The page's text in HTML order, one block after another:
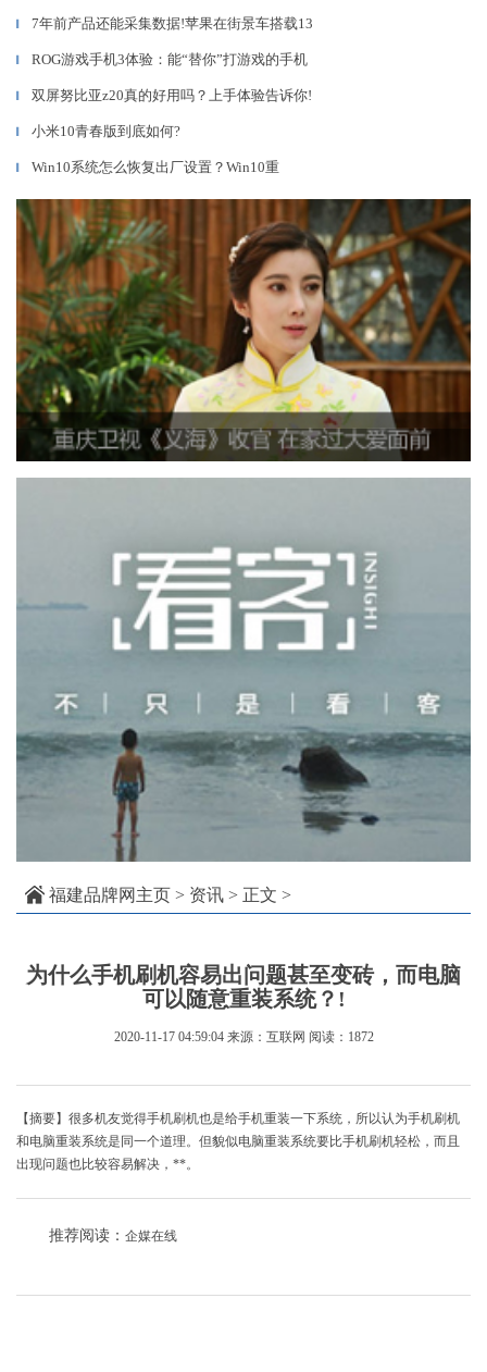
▎ 7年前产品还能采集数据!苹果在街景车搭载13
▎ ROG游戏手机3体验：能“替你”打游戏的手机
▎ 双屏努比亚z20真的好用吗？上手体验告诉你!
▎ 小米10青春版到底如何?
▎ Win10系统怎么恢复出厂设置？Win10重
福建品牌网主页 > 资讯 > 正文 >
为什么手机刷机容易出问题甚至变砖，而电脑
可以随意重装系统？!
2020-11-17 04:59:04 来源：互联网 阅读：1872
【摘要】很多机友觉得手机刷机也是给手机重装一下系统，所以认为手机刷机
和电脑重装系统是同一个道理。但貌似电脑重装系统要比手机刷机轻松，而且
出现问题也比较容易解决，**。
推荐阅读： 企媒在线